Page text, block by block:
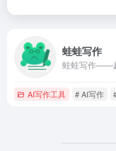
蛙蛙写作
蛙蛙写作——
AI写作工具 # AI写作